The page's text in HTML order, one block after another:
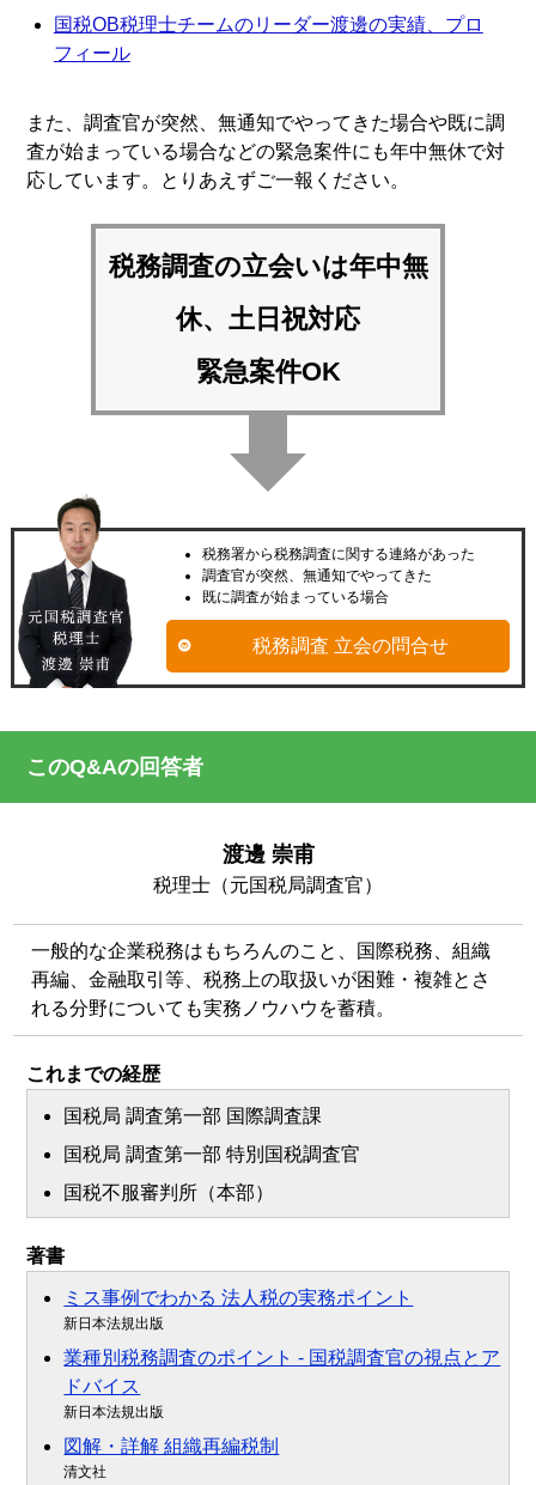
国税OB税理士チームのリーダー渡邊の実績、プロ
フィール
また、調査官が突然、無通知でやってきた場合や既に調
査が始まっている場合などの緊急案件にも年中無休で対
応しています。とりあえずご一報ください。
税務調査の立会いは年中無
休、土日祝対応
緊急案件OK
税務署から税務調査に関する連絡があった
調査官が突然、無通知でやってきた
既に調査が始まっている場合
税務調査 立会の問合せ
このQ&Aの回答者
渡邊 崇甫
税理士（元国税局調査官）
一般的な企業税務はもちろんのこと、国際税務、組織
再編、金融取引等、税務上の取扱いが困難・複雑とさ
れる分野についても実務ノウハウを蓄積。
これまでの経歴
国税局 調査第一部 国際調査課
国税局 調査第一部 特別国税調査官
国税不服審判所（本部）
著書
ミス事例でわかる 法人税の実務ポイント
新日本法規出版
業種別税務調査のポイント - 国税調査官の視点とア
ドバイス
新日本法規出版
図解・詳解 組織再編税制
清文社